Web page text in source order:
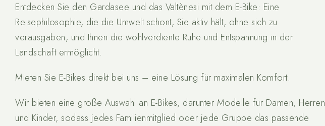
Entdecken Sie den Gardasee und das Valtènesi mit dem E-Bike: Eine
Reisephilosophie, die die Umwelt schont, Sie aktiv hält, ohne sich zu
verausgaben, und Ihnen die wohlverdiente Ruhe und Entspannung in der
Landschaft ermöglicht.
Mieten Sie E-Bikes direkt bei uns – eine Lösung für maximalen Komfort.
Wir bieten eine große Auswahl an E-Bikes, darunter Modelle für Damen, Herren
und Kinder, sodass jedes Familienmitglied oder jede Gruppe das passende